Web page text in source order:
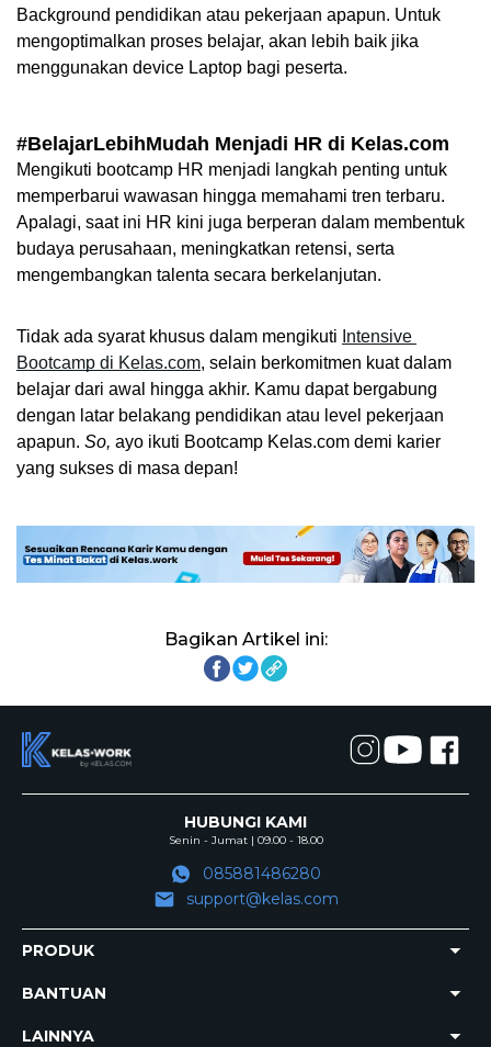
Background pendidikan atau pekerjaan apapun. Untuk
mengoptimalkan proses belajar, akan lebih baik jika
menggunakan device Laptop bagi peserta.
#BelajarLebihMudah Menjadi HR di Kelas.com
Mengikuti bootcamp HR menjadi langkah penting untuk
memperbarui wawasan hingga memahami tren terbaru.
Apalagi, saat ini HR kini juga berperan dalam membentuk
budaya perusahaan, meningkatkan retensi, serta
mengembangkan talenta secara berkelanjutan.
Tidak ada syarat khusus dalam mengikuti Intensive
Bootcamp di Kelas.com, selain berkomitmen kuat dalam
belajar dari awal hingga akhir. Kamu dapat bergabung
dengan latar belakang pendidikan atau level pekerjaan
apapun. So, ayo ikuti Bootcamp Kelas.com demi karier
yang sukses di masa depan!
Bagikan Artikel ini:
HUBUNGI KAMI
Senin - Jumat | 09.00 - 18.00
085881486280
support@kelas.com
PRODUK
BANTUAN
LAINNYA